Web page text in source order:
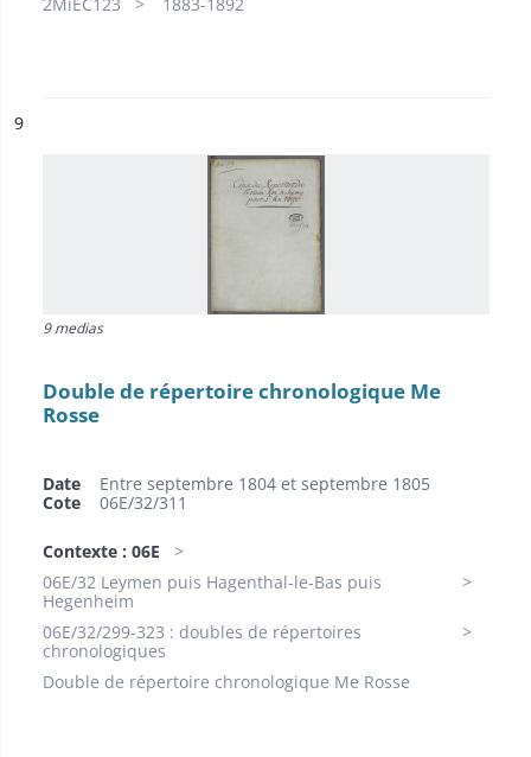
n°
9
9 medias
Double de répertoire chronologique Me
Rosse
Date
Entre septembre 1804 et septembre 1805
Cote
06E/32/311
Contexte : 06E
06E/32 Leymen puis Hagenthal-le-Bas puis
Hegenheim
06E/32/299-323 : doubles de répertoires
chronologiques
Double de répertoire chronologique Me Rosse